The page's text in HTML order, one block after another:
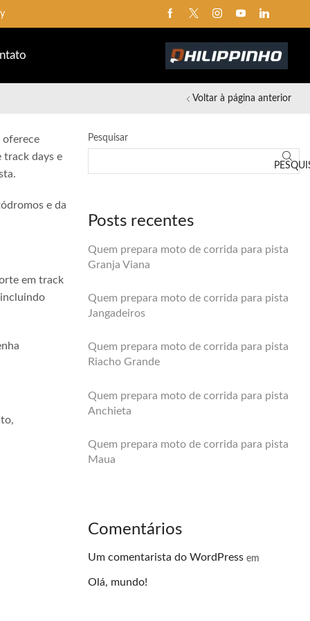
Voltar à página anterior
oferece
track days e
e da
em track
Pesquisar
Posts recentes
Quem prepara moto de corrida para pista
Granja Viana
Quem prepara moto de corrida para pista
Jangadeiros
Quem prepara moto de corrida para pista
Riacho Grande
Quem prepara moto de corrida para pista
Anchieta
Quem prepara moto de corrida para pista
Maua
Comentários
Um comentarista do WordPress em
Olá, mundo!